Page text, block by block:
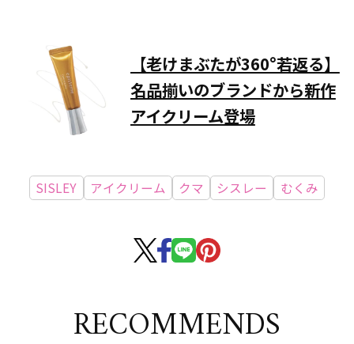
【老けまぶたが360°若返る】
名品揃いのブランドから新作
アイクリーム登場
SISLEY アイクリーム クマ シスレー むくみ
RECOMMENDS